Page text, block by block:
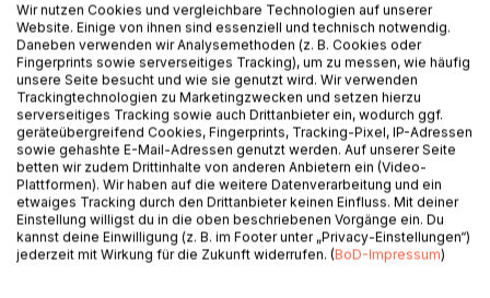
BESCHREIBUNG
»Marie lernt Skifahren« ist ein Malbüchlein für Kinder ab 5
Jahren. Wir begleiten darin Marie in den Skiurlaub nach
Italien, wo sie einige aufregende Tage verlebt. Die liebevoll
per Hand geschriebenen Texte laden zum Vor- und
Selbstlesen ein. Die dazugehörigen Zeichnungen warten
darauf, bunt ausgemalt zu werden.
Wir nutzen Cookies und vergleichbare Technologien auf unserer
Website. Einige von ihnen sind essenziell und technisch notwendig.
Daneben verwenden wir Analysemethoden (z. B. Cookies oder
Fingerprints sowie serverseitiges Tracking), um zu messen, wie häufig
unsere Seite besucht und wie sie genutzt wird. Wir verwenden
Trackingtechnologien zu Marketingzwecken und setzen hierzu
serverseitiges Tracking sowie auch Drittanbieter ein, wodurch ggf.
geräteübergreifend Cookies, Fingerprints, Tracking-Pixel, IP-Adressen
sowie gehashte E-Mail-Adressen genutzt werden. Auf unserer Seite
betten wir zudem Drittinhalte von anderen Anbietern ein (Video-
Plattformen). Wir haben auf die weitere Datenverarbeitung und ein
etwaiges Tracking durch den Drittanbieter keinen Einfluss. Mit deiner
Einstellung willigst du in die oben beschriebenen Vorgänge ein. Du
kannst deine Einwilligung (z. B. im Footer unter „Privacy-Einstellungen“)
jederzeit mit Wirkung für die Zukunft widerrufen. (BoD-Impressum)